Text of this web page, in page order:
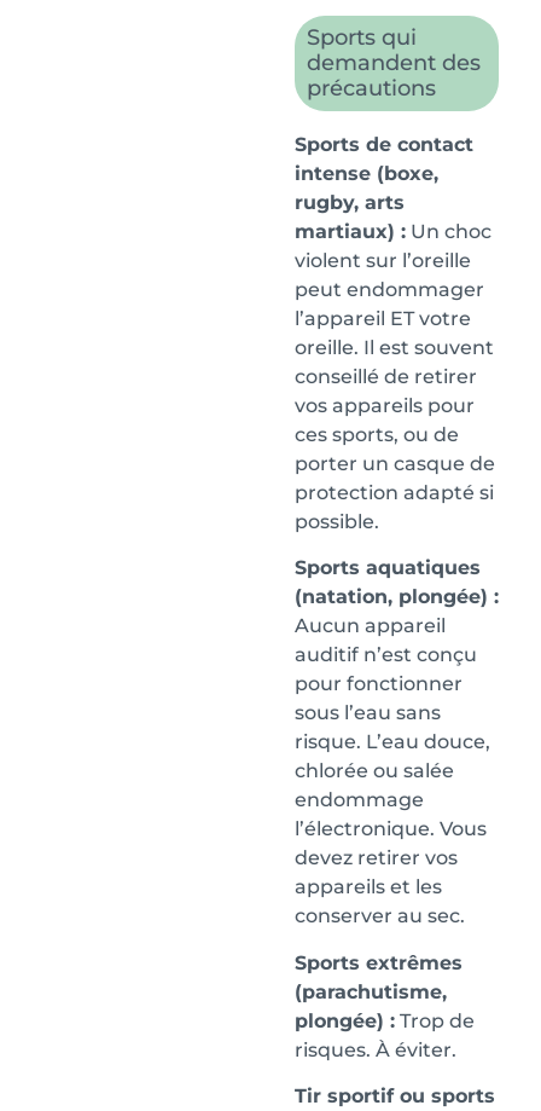
Sports qui
demandent des
précautions
Sports de contact
intense (boxe,
rugby, arts
martiaux) : Un choc
violent sur l’oreille
peut endommager
l’appareil ET votre
oreille. Il est souvent
conseillé de retirer
vos appareils pour
ces sports, ou de
porter un casque de
protection adapté si
possible.
Sports aquatiques
(natation, plongée) :
Aucun appareil
auditif n’est conçu
pour fonctionner
sous l’eau sans
risque. L’eau douce,
chlorée ou salée
endommage
l’électronique. Vous
devez retirer vos
appareils et les
conserver au sec.
Sports extrêmes
(parachutisme,
plongée) : Trop de
risques. À éviter.
Tir sportif ou sports